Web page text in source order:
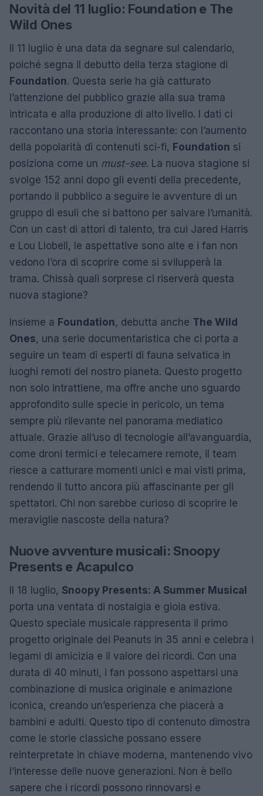
Novità del 11 luglio: Foundation e The
Wild Ones
Il 11 luglio è una data da segnare sul calendario,
poiché segna il debutto della terza stagione di
Foundation. Questa serie ha già catturato
l’attenzione del pubblico grazie alla sua trama
intricata e alla produzione di alto livello. I dati ci
raccontano una storia interessante: con l’aumento
della popolarità di contenuti sci-fi, Foundation si
posiziona come un must-see. La nuova stagione si
svolge 152 anni dopo gli eventi della precedente,
portando il pubblico a seguire le avventure di un
gruppo di esuli che si battono per salvare l’umanità.
Con un cast di attori di talento, tra cui Jared Harris
e Lou Llobell, le aspettative sono alte e i fan non
vedono l’ora di scoprire come si svilupperà la
trama. Chissà quali sorprese ci riserverà questa
nuova stagione?
Insieme a Foundation, debutta anche The Wild
Ones, una serie documentaristica che ci porta a
seguire un team di esperti di fauna selvatica in
luoghi remoti del nostro pianeta. Questo progetto
non solo intrattiene, ma offre anche uno sguardo
approfondito sulle specie in pericolo, un tema
sempre più rilevante nel panorama mediatico
attuale. Grazie all’uso di tecnologie all’avanguardia,
come droni termici e telecamere remote, il team
riesce a catturare momenti unici e mai visti prima,
rendendo il tutto ancora più affascinante per gli
spettatori. Chi non sarebbe curioso di scoprire le
meraviglie nascoste della natura?
Nuove avventure musicali: Snoopy
Presents e Acapulco
Il 18 luglio, Snoopy Presents: A Summer Musical
porta una ventata di nostalgia e gioia estiva.
Questo speciale musicale rappresenta il primo
progetto originale dei Peanuts in 35 anni e celebra i
legami di amicizia e il valore dei ricordi. Con una
durata di 40 minuti, i fan possono aspettarsi una
combinazione di musica originale e animazione
iconica, creando un’esperienza che piacerà a
bambini e adulti. Questo tipo di contenuto dimostra
come le storie classiche possano essere
reinterpretate in chiave moderna, mantenendo vivo
l’interesse delle nuove generazioni. Non è bello
sapere che i ricordi possono rinnovarsi e